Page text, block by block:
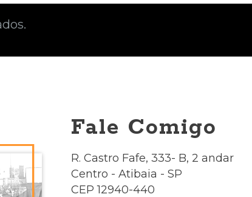
Fale Comigo
R. Castro Fafe, 333- B, 2 andar
Centro - Atibaia - SP
CEP 12940-440